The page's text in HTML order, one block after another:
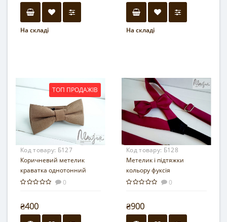
На складі На складі
ТОП ПРОДАЖІВ
Код товару: Б127
Коричневий метелик
краватка однотонний
0
₴400
Код товару: Б128
Метелик і підтяжки
кольору фуксія
0
₴900